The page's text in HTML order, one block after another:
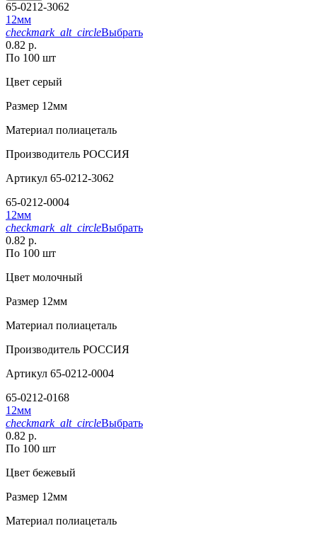
65-0212-3062
12мм
checkmark_alt_circleВыбрать
0.82 р.
По 100 шт
Цвет серый
Размер 12мм
Материал полиацеталь
Производитель РОССИЯ
Артикул 65-0212-3062
65-0212-0004
12мм
checkmark_alt_circleВыбрать
0.82 р.
По 100 шт
Цвет молочный
Размер 12мм
Материал полиацеталь
Производитель РОССИЯ
Артикул 65-0212-0004
65-0212-0168
12мм
checkmark_alt_circleВыбрать
0.82 р.
По 100 шт
Цвет бежевый
Размер 12мм
Материал полиацеталь